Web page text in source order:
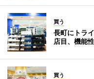
買う
長町にトラ
店目、機能
買う